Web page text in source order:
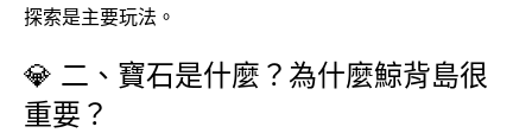
探索是主要玩法。
💎 二、寶石是什麼？為什麼鯨背島很
重要？